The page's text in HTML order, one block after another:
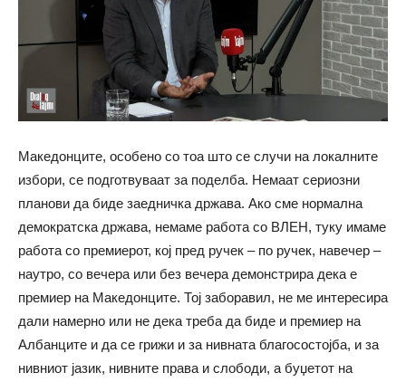
Македонците, особено со тоа што се случи на локалните
избори, се подготвуваат за поделба. Немаат сериозни
планови да биде заедничка држава. Ако сме нормална
демократска држава, немаме работа со ВЛЕН, туку имаме
работа со премиерот, кој пред ручек – по ручек, навечер –
наутро, со вечера или без вечера демонстрира дека е
премиер на Македонците. Тој заборавил, не ме интересира
дали намерно или не дека треба да биде и премиер на
Албанците и да се грижи и за нивната благосостојба, и за
нивниот јазик, нивните права и слободи, а буџетот на